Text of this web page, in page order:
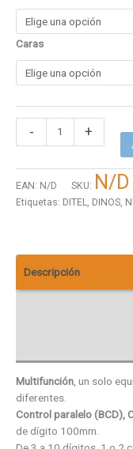
Caras
- +
EAN: N/D SKU: N/D
Etiquetas: DITEL, DINOS,
Descripción
Multifunción, un solo
diferentes.
Control paralelo (BCD),
de dígito 100mm.